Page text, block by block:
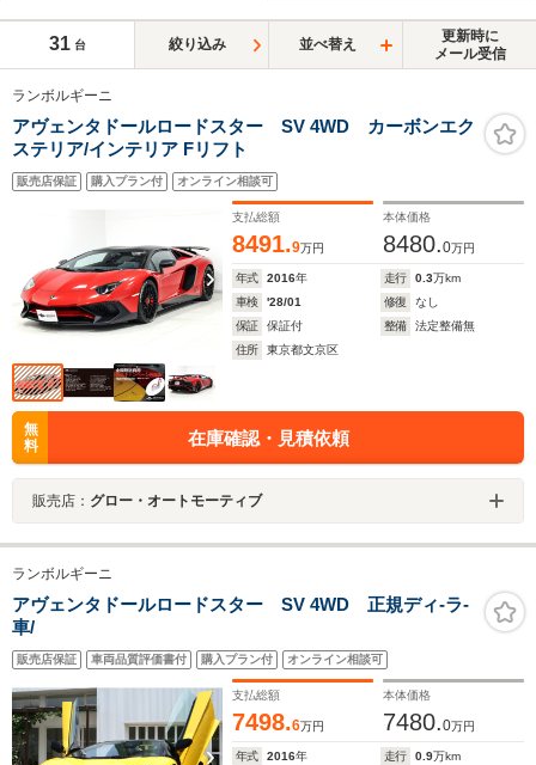
31 台 絞り込み 並べ替え
更新時に
メール受信
ランボルギーニ
アヴェンタドールロードスター SV 4WD カーボンエク
ステリア/インテリア Fリフト
販売店保証 購入プラン付 オンライン相談可
支払総額
8491.9万円
本体価格
8480.0万円
年式 2016年 走行 0.3万km
車検
'28/01 修復
なし
保証
保証付 整備
法定整備無
住所
東京都文京区
無
料
在庫確認・見積依頼
販売店： グロー・オートモーティブ
ランボルギーニ
アヴェンタドールロードスター SV 4WD 正規ディ-ラ-
車/
販売店保証 車両品質評価書付 購入プラン付 オンライン相談可
支払総額
7498.6万円
本体価格
7480.0万円
年式 2016年 走行 0.9万km